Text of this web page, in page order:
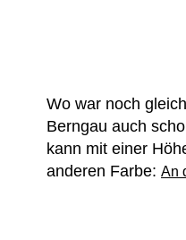
Wo war noch
Berngau auch
kann mit einer
anderen Farbe: An